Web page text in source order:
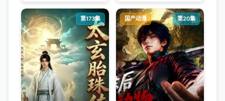
第173集 国产动漫 第20集